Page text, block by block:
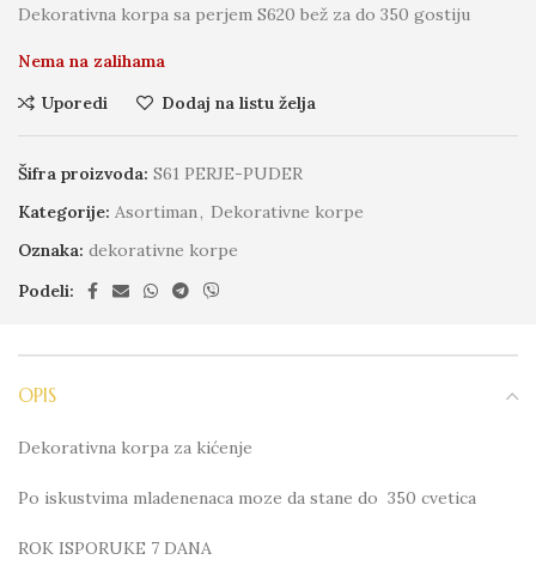
Dekorativna korpa sa perjem S620 bež za do 350 gostiju
Nema na zalihama
Uporedi
Dodaj na listu želja
Šifra proizvoda: S61 PERJE-PUDER
Kategorije: Asortiman, Dekorativne korpe
Oznaka: dekorativne korpe
Podeli:
OPIS
Dekorativna korpa za kićenje
Po iskustvima mladenenaca moze da stane do 350 cvetica
ROK ISPORUKE 7 DANA